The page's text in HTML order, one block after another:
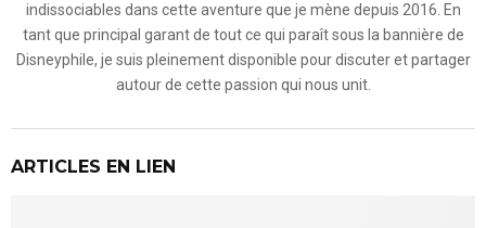
indissociables dans cette aventure que je mène depuis 2016. En
tant que principal garant de tout ce qui paraît sous la bannière de
Disneyphile, je suis pleinement disponible pour discuter et partager
autour de cette passion qui nous unit.
ARTICLES EN LIEN